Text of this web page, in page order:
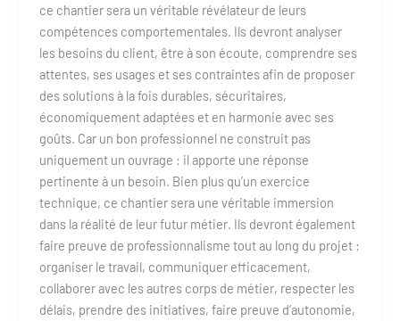
ce chantier sera un véritable révélateur de leurs
compétences comportementales. Ils devront analyser
les besoins du client, être à son écoute, comprendre ses
attentes, ses usages et ses contraintes afin de proposer
des solutions à la fois durables, sécuritaires,
économiquement adaptées et en harmonie avec ses
goûts. Car un bon professionnel ne construit pas
uniquement un ouvrage : il apporte une réponse
pertinente à un besoin. Bien plus qu’un exercice
technique, ce chantier sera une véritable immersion
dans la réalité de leur futur métier. Ils devront également
faire preuve de professionnalisme tout au long du projet :
organiser le travail, communiquer efficacement,
collaborer avec les autres corps de métier, respecter les
délais, prendre des initiatives, faire preuve d’autonomie,